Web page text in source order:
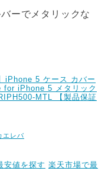
ーでメタリックな
iPhone 5 ケース カバー
for iPhone 5 メタリック
MTL 【製品保証
エレバ
安値を探す 楽天市場で最